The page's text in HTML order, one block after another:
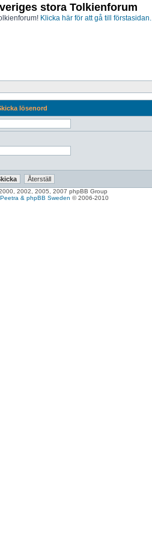
stora Tolkienforum
Klicka här för att gå till förstasidan.
lösenord
2002, 2005, 2007 phpBB Group
Peetra & phpBB Sweden © 2006-2010